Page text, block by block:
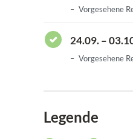
Vorgesehene
24.09. –
Vorgesehene
Legende